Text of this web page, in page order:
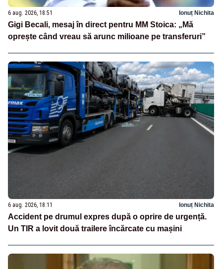
6 aug. 2026, 18:51 Ionuț Nichita
Gigi Becali, mesaj în direct pentru MM Stoica: „Mă
oprește când vreau să arunc milioane pe transferuri”
6 aug. 2026, 18:11 Ionuț Nichita
Accident pe drumul expres după o oprire de urgență.
Un TIR a lovit două trailere încărcate cu mașini